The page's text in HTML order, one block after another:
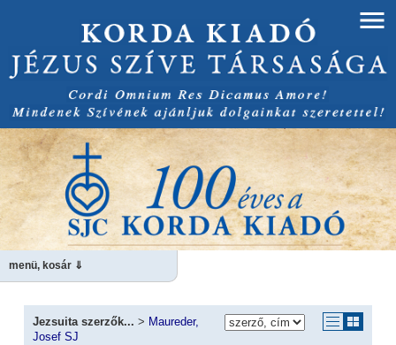
menü, kosár ⇓
Jezsuita szerzők... > Maureder,
Josef SJ